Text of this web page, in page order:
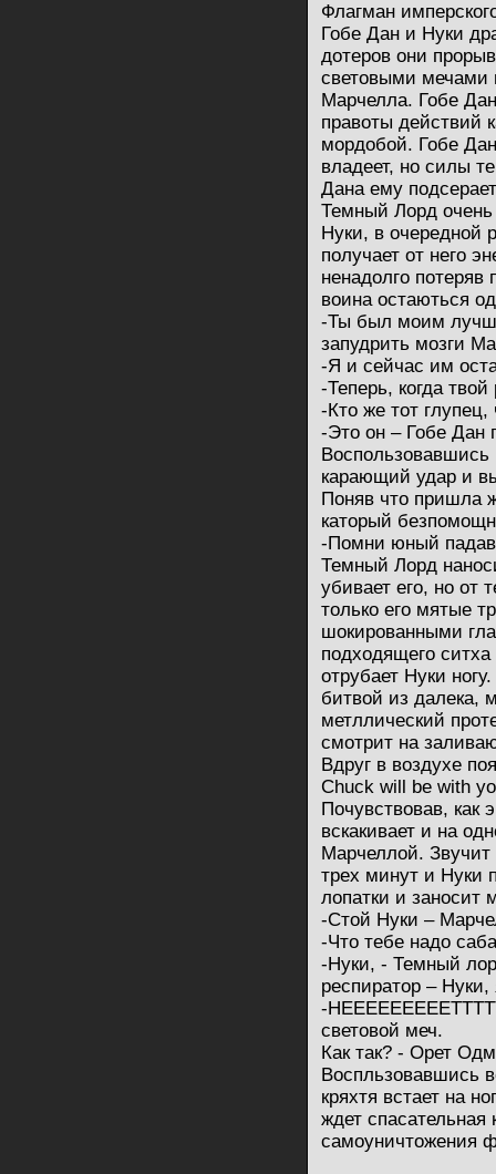
Флагман
Гобе Дан и Нуки
дотеров они
световыми мечами
Марчелла. Гобе
правоты действий
мордобой. Гобе
владеет, но силы
Дана ему
Темный Лорд очень
Нуки, в очередной
получает от него
ненадолго
воина остаються
-Ты был моим
запудрить мозги
-Я и сейчас им
-Теперь, когда
-Кто же тот
-Это он – Гобе Дан
Воспользовавшись
карающий удар и
Поняв что пришла
каторый
-Помни юный
Темный Лорд
убивает его, но от
только его мятые
шокированными
подходящего
отрубает Нуки
битвой из далека,
метллический
смотрит на
Вдруг в воздухе
Chuck will be with
Почувствовав, как
вскакивает и на
Марчеллой. Звучит
трех минут и Нуки
лопатки и
-Стой Нуки –
-Что тебе надо
-Нуки, - Темный
респиратор – Нуки,
-
световой меч.
Как так? - Орет
Воспльзовавшись
кряхтя встает на
ждет спасательная
самоуничтожения